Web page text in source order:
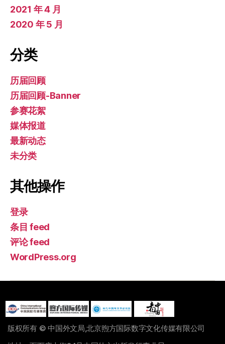
2021 年 4 月
2020 年 5 月
分类
历届回顾
历届回顾-Banner
参赛花絮
媒体报道
最新动态
未分类
其他操作
登录
条目 feed
评论 feed
WordPress.org
版权所有 © 中国外文局,北京煦方国际数字文化传媒有限公司